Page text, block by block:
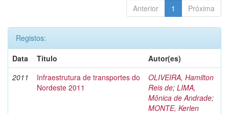
Anterior 1 Próxima
Registos:
Data
Título
Autor(es)
2011
Infraestrutura de transportes do
Nordeste 2011
OLIVEIRA, Hamilton
Reis de; LIMA,
Mônica de Andrade;
MONTE, Kerlen